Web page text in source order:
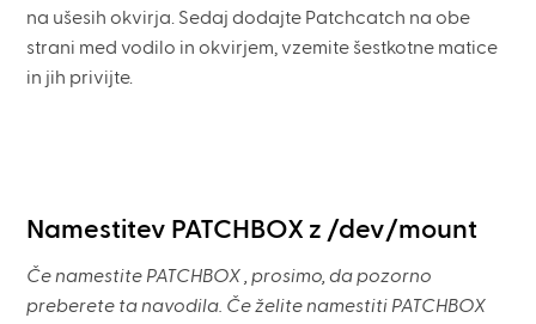
na ušesih okvirja. Sedaj dodajte Patchcatch na obe
strani med vodilo in okvirjem, vzemite šestkotne matice
in jih privijte.
Namestitev PATCHBOX z /dev/mount
Če namestite PATCHBOX , prosimo, da pozorno
preberete ta navodila. Če želite namestiti PATCHBOX